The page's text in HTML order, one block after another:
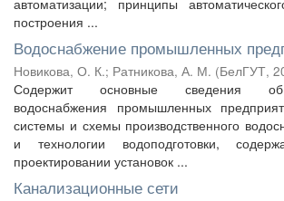
автоматизации; принципы
построения ...
Водоснабжение промышленных
Новикова, О. К.; Ратникова, А. М. (БелГУТ,
Содержит основные сведения об
водоснабжения промышленных
системы и схемы производственного
и технологии водоподготовки,
проектировании установок ...
Канализационные сети